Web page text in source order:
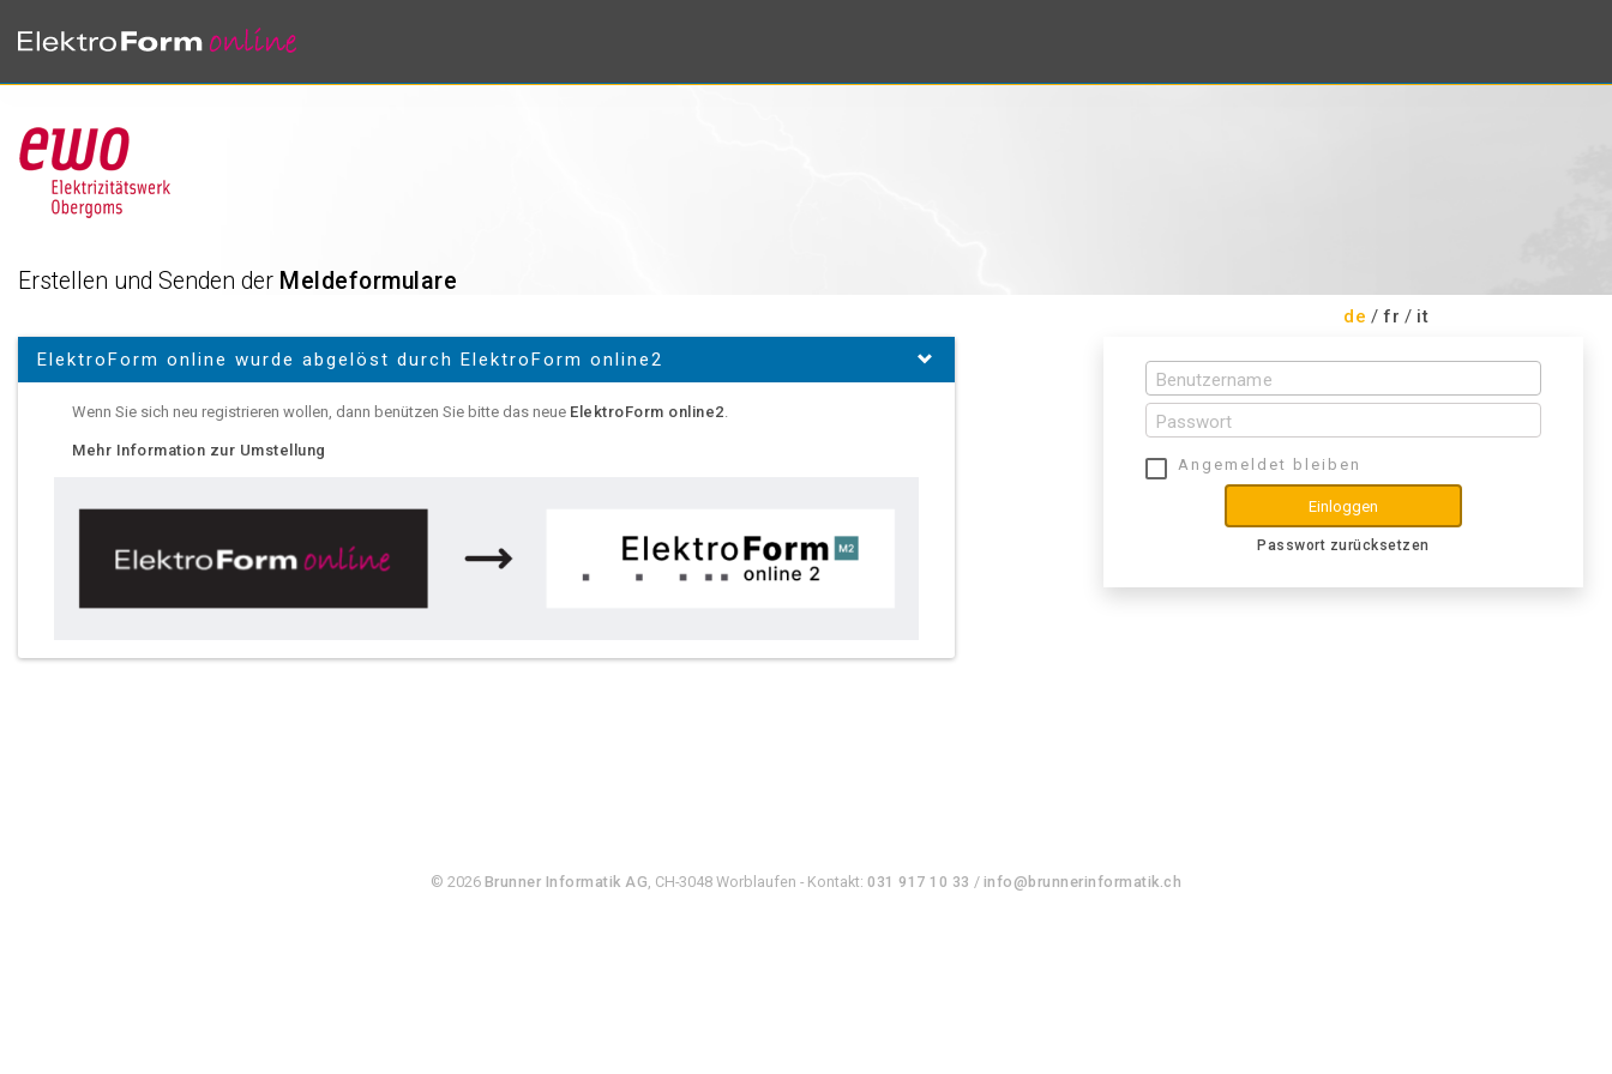
Erstellen und Senden der Meldeformulare
de / fr / it
Angemeldet bleiben
Einloggen
Passwort zurücksetzen
ElektroForm online wurde abgelöst durch ElektroForm online2
Wenn Sie sich neu registrieren wollen, dann benützen Sie bitte das neue ElektroForm online2.
Mehr Information zur Umstellung
© 2026 Brunner Informatik AG, CH-3048 Worblaufen - Kontakt:031 917 10 33 / info@brunnerinformatik.ch